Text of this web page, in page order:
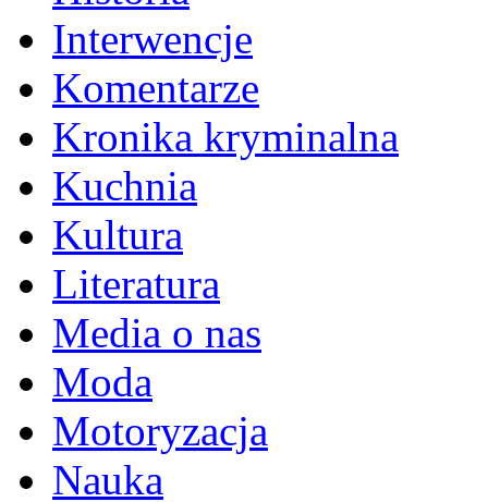
Interwencje
Komentarze
Kronika kryminalna
Kuchnia
Kultura
Literatura
Media o nas
Moda
Motoryzacja
Nauka